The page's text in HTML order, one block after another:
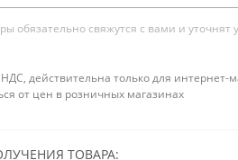
обязательно свяжутся с вами и уточнят
действительна только для интернет-
от цен в розничных магазинах
ТОВАРА: